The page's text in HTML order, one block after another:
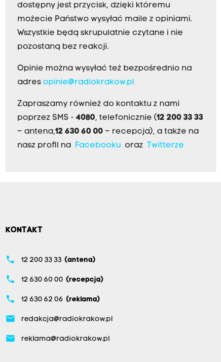
dostępny jest przycisk, dzięki któremu
możecie Państwo wysyłać maile z opiniami.
Wszystkie będą skrupulatnie czytane i nie
pozostaną bez reakcji.
Opinie można wysyłać też bezpośrednio na
adres opinie@radiokrakow.pl
Zapraszamy również do kontaktu z nami
poprzez SMS - 4080, telefonicznie (12 200 33 33
– antena,12 630 60 00 – recepcja), a także na
nasz profil na Facebookuoraz Twitterze
KONTAKT
phone 12 200 33 33 (antena)
phone 12 630 60 00 (recepcja)
phone 12 630 62 06 (reklama)
email redakcja@radiokrakow.pl
email reklama@radiokrakow.pl